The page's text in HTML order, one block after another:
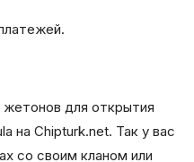
жетонов для открытия
на Chipturk.net. Так у вас
со своим кланом или